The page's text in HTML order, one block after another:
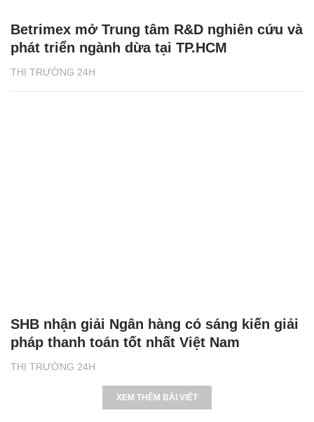
THỊ TRƯỜNG 24H
Betrimex mở Trung tâm R&D nghiên cứu và
phát triển ngành dừa tại TP.HCM
THỊ TRƯỜNG 24H
SHB nhận giải Ngân hàng có sáng kiến giải
pháp thanh toán tốt nhất Việt Nam
XEM THÊM BÀI VIẾT